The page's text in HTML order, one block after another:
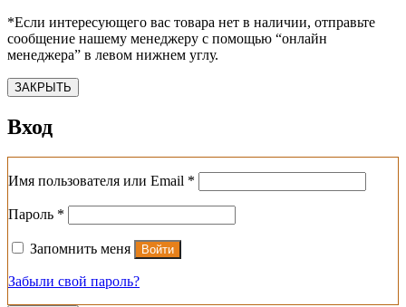
*Если интересующего вас товара нет в наличии, отправьте
сообщение нашему менеджеру с помощью “онлайн
менеджера” в левом нижнем углу.
ЗАКРЫТЬ
Вход
Имя пользователя или Email *
Пароль *
Запомнить меня Войти
Забыли свой пароль?